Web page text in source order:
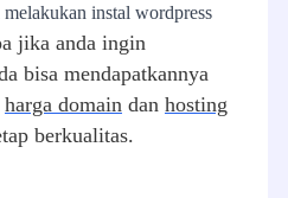
instal wordpress
jika anda ingin
bisa mendapatkannya
harga domain dan hosting
berkualitas.